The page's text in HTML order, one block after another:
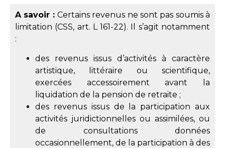
A savoir : Certains revenus ne sont pas soumis à
limitation (CSS, art. L 161-22). Il s’agit notamment
:
des revenus issus d’activités à caractère
artistique, littéraire ou scientifique,
exercées accessoirement avant la
liquidation de la pension de retraite ;
des revenus issus de la participation aux
activités juridictionnelles ou assimilées, ou
de consultations données
occasionnellement, de la participation à des